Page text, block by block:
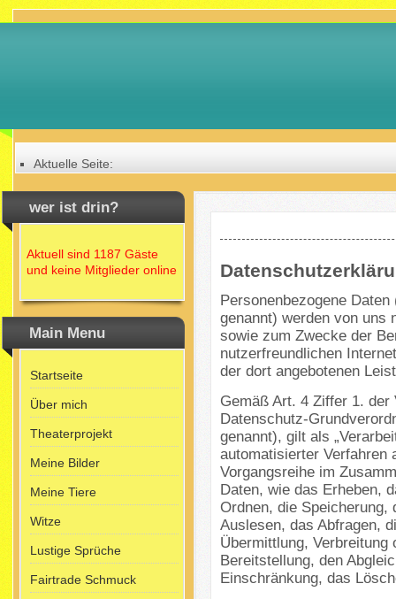
Aktuelle Seite:
Datenschutzerklärung
wer ist drin?
Aktuell sind 1187 Gäste
und keine Mitglieder online
Main Menu
Startseite
Über mich
Theaterprojekt
Meine Bilder
Meine Tiere
Witze
Lustige Sprüche
Fairtrade Schmuck
Personenbezogene
genannt) werden von uns
sowie zum Zwecke der
nutzerfreundlichen
der dort angebotenen
Gemäß Art. 4 Ziffer 1. der
Datenschutz-
genannt), gilt als
automatisierter Verfahren
Vorgangsreihe im
Daten, wie das Erheben,
Ordnen, die Speicherung,
Auslesen, das Abfragen,
Übermittlung, Verbreitung
Bereitstellung, den
Einschränkung, das